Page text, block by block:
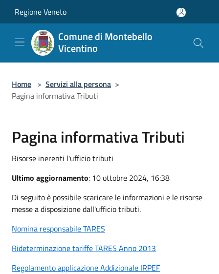
Regione Veneto
Comune di Montebello
Vicentino
Home > Servizi alla persona >
Pagina informativa Tributi
Pagina informativa Tributi
Risorse inerenti l'ufficio tributi
Ultimo aggiornamento: 10 ottobre 2024, 16:38
Di seguito è possibile scaricare le informazioni e le risorse
messe a disposizione dall'ufficio tributi.
Nomina responsabile TARES
Rideterminazione tariffe TARES Anno 2013
Regolamento applicazione Addizionale IRPEF